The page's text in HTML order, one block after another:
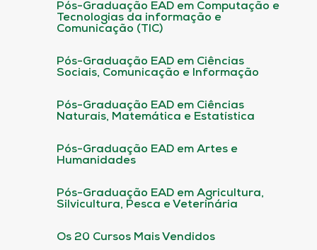
Pós-Graduação EAD em Computação e
Tecnologias da informação e
Comunicação (TIC)
Pós-Graduação EAD em Ciências
Sociais, Comunicação e Informação
Pós-Graduação EAD em Ciências
Naturais, Matemática e Estatística
Pós-Graduação EAD em Artes e
Humanidades
Pós-Graduação EAD em Agricultura,
Silvicultura, Pesca e Veterinária
Os 20 Cursos Mais Vendidos